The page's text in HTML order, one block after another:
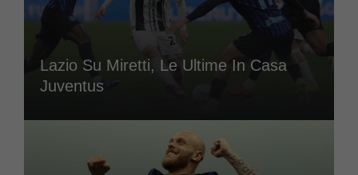
Lazio Su Miretti, Le Ultime In Casa
Juventus